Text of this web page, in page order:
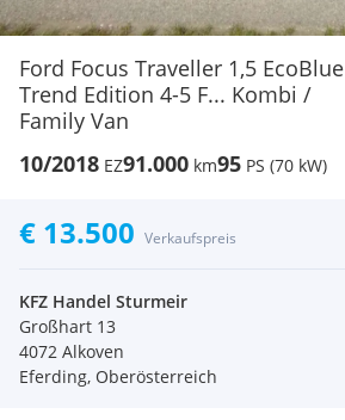
Ford Focus Traveller 1,5 EcoBlue
Trend Edition 4-5 F... Kombi /
Family Van
10/2018 EZ91.000 km95 PS (70 kW)
€ 13.500 Verkaufspreis
KFZ Handel Sturmeir
Großhart 13
4072 Alkoven
Eferding, Oberösterreich